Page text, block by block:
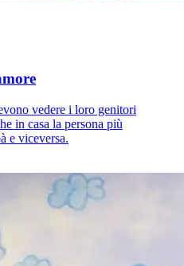
vedere i loro genitori
in casa la persona più
e viceversa.